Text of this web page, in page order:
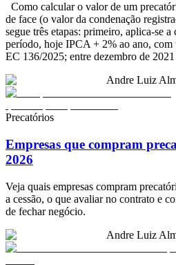
Como calcular o valor de um
de face (o valor da condenação
segue três etapas: primeiro, aplica-se
período, hoje IPCA + 2% ao ano,
EC 136/2025; entre dezembro de
Andre Luiz
Precatórios
Empresas que compram
2026
Veja quais empresas compram
a cessão, o que avaliar no contrato e
de fechar negócio.
Andre Luiz